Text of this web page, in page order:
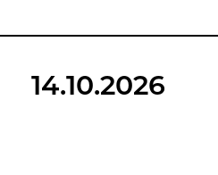
14.10.2026